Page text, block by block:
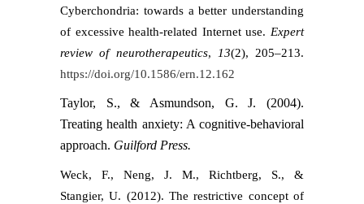
Cyberchondria: towards a better understanding
of excessive health-related Internet use. Expert
review of neurotherapeutics, 13(2), 205–213.
https://doi.org/10.1586/ern.12.162
Taylor, S., & Asmundson, G. J. (2004).
Treating health anxiety: A cognitive-behavioral
approach. Guilford Press.
Weck, F., Neng, J. M., Richtberg, S., &
Stangier, U. (2012). The restrictive concept of